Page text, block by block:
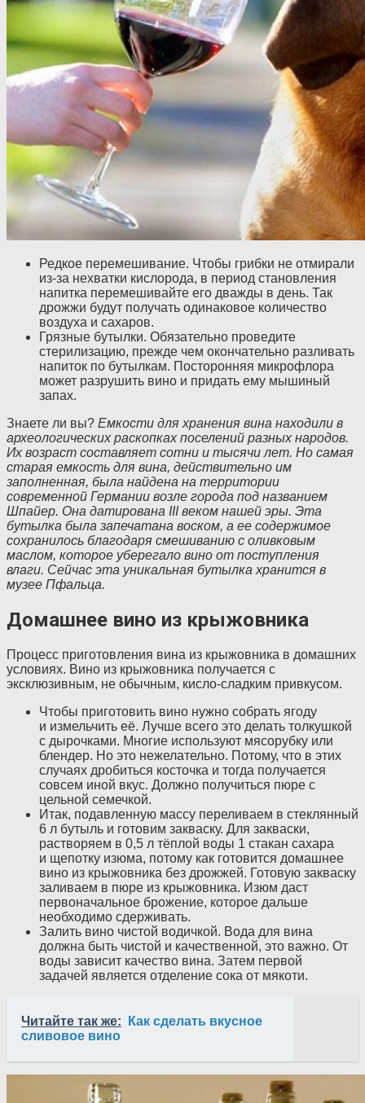
Редкое перемешивание. Чтобы грибки не отмирали
из-за нехватки кислорода, в период становления
напитка перемешивайте его дважды в день. Так
дрожжи будут получать одинаковое количество
воздуха и сахаров.
Грязные бутылки. Обязательно проведите
стерилизацию, прежде чем окончательно разливать
напиток по бутылкам. Посторонняя микрофлора
может разрушить вино и придать ему мышиный
запах.
Знаете ли вы? Емкости для хранения вина находили в
археологических раскопках поселений разных народов.
Их возраст составляет сотни и тысячи лет. Но самая
старая емкость для вина, действительно им
заполненная, была найдена на территории
современной Германии возле города под названием
Шпайер. Она датирована III веком нашей эры. Эта
бутылка была запечатана воском, а ее содержимое
сохранилось благодаря смешиванию с оливковым
маслом, которое уберегало вино от поступления
влаги. Сейчас эта уникальная бутылка хранится в
музее Пфальца.
Домашнее вино из крыжовника
Процесс приготовления вина из крыжовника в домашних
условиях. Вино из крыжовника получается с
эксклюзивным, не обычным, кисло-сладким привкусом.
Чтобы приготовить вино нужно собрать ягоду
и измельчить её. Лучше всего это делать толкушкой
с дырочками. Многие используют мясорубку или
блендер. Но это нежелательно. Потому, что в этих
случаях дробиться косточка и тогда получается
совсем иной вкус. Должно получиться пюре с
цельной семечкой.
Итак, подавленную массу переливаем в стеклянный
6 л бутыль и готовим закваску. Для закваски,
растворяем в 0,5 л тёплой воды 1 стакан сахара
и щепотку изюма, потому как готовится домашнее
вино из крыжовника без дрожжей. Готовую закваску
заливаем в пюре из крыжовника. Изюм даст
первоначальное брожение, которое дальше
необходимо сдерживать.
Залить вино чистой водичкой. Вода для вина
должна быть чистой и качественной, это важно. От
воды зависит качество вина. Затем первой
задачей является отделение сока от мякоти.
Читайте так же:
Как сделать вкусное
сливовое вино